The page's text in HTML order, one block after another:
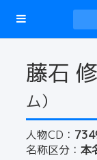
藤石
ム）
人物CD：
名称区分： 本